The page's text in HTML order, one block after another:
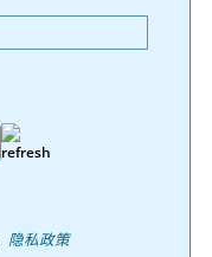
隐私政策